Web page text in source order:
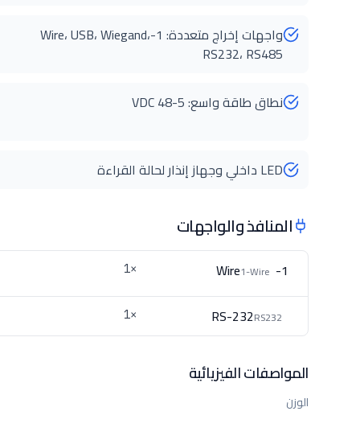
واجهات إخراج متعددة: 1-Wire، USB، Wiegand،
RS232، RS485
نطاق طاقة واسع: 5-48 VDC
LED داخلي وجهاز إنذار لحالة القراءة
المنافذ والواجهات
1-Wire
1-Wire
×1
RS-232RS232
×1
المواصفات الفيزيائية
الوزن